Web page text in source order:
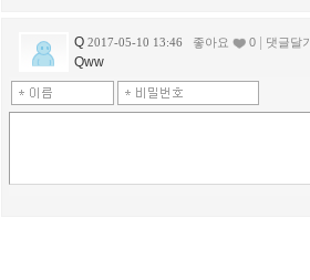
Q 2017-05-10 13:46 좋아요 0 댓글달기
Qww